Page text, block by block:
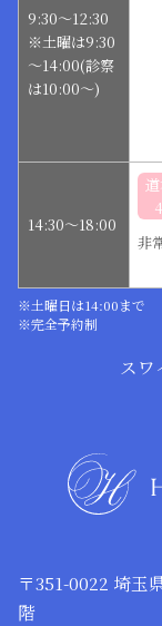
9:30～12:30
※土曜は9:30
～14:00(診察
は10:00～)
14:30～18:00
非
※土曜日は14:00まで
※完全予約制
ス
〒351-0022 埼玉
階